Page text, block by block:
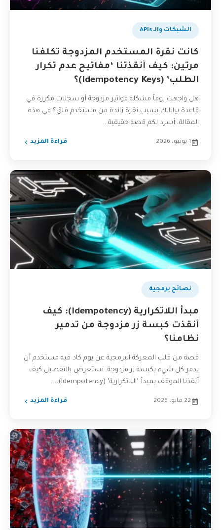
الشبكات والـ APIs
كانت نقرة المستخدم المزدوجة تكلفنا
مرتين: كيف أنقذتنا ‘مفاتيح عدم تكرار
الطلب’ (Idempotency Keys)؟
هل واجهت يوماً مشكلة فواتير مزدوجة أو سجلات مكررة في
قاعدة بياناتك بسبب نقرة زائدة من مستخدم قلق؟ في هذه
المقالة، أسرد لكم قصة حقيقية...
1 يونيو، 2026 قراءة المزيد
نصائح برمجية
مبدأ اللاتكرارية (Idempotency): كيف
أنقذت كبسة زر مزدوجة من تدمير
نظامنا؟
قصة من قلب المعركة البرمجية عن يوم كاد فيه مستخدم أن
يدمر كل شيء بكبسة زر مزدوجة. نستعرض بالتفصيل كيف
أنقذنا الموقف بمبدأ "اللاتكرارية" (Idempotency)،...
22 مايو، 2026 قراءة المزيد